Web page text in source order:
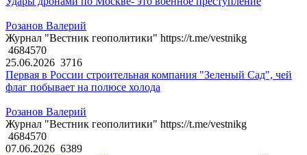
Розанов Валерий
Журнал "Вестник геополитики" https://t.me/vestnikg
4684570
25.06.2026 3716
Первая в России строительная компания "Зеленый Сад", чей
флаг побывает на полюсе холода
Розанов Валерий
Журнал "Вестник геополитики" https://t.me/vestnikg
4684570
07.06.2026 6389